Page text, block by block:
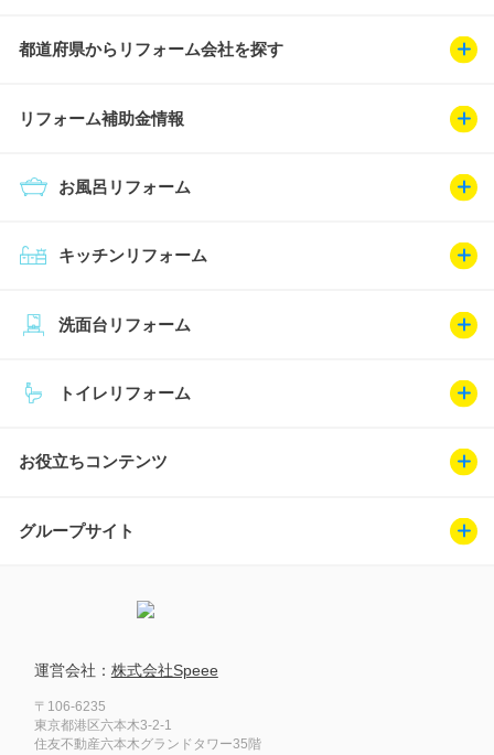
都道府県からリフォーム会社を探す
リフォーム補助金情報
キッチンリフォーム
お風呂リフォーム
トイレリフォーム
洗面台リフォーム
お役立ちコンテンツ
グループサイト
運営会社： 株式会社Speee
〒106-6235
東京都港区六本木3-2-1
住友不動産六本木グランドタワー35階